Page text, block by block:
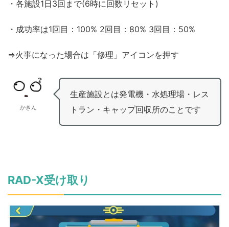
・各施設1日3回まで(6時に回数リセット)
・成功率は1回目：100% 2回目：80% 3回目：50%
⇒火事になった場合は「修理」アイコンを押す
かきん
生産施設とは発電機・水処理場・レス
トラン・キャップ回収所のことです
RAD-X受け取り